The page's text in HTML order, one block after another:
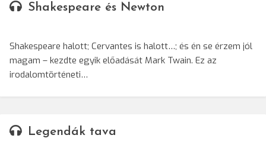
Shakespeare és Newton
Shakespeare halott; Cervantes is halott…; és én se érzem jól
magam – kezdte egyik előadását Mark Twain. Ez az
irodalomtörténeti…
Legendák tava